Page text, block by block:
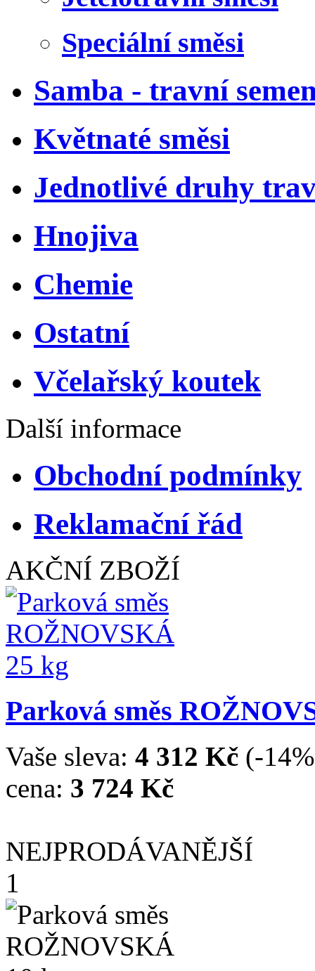
Speciální směsi
Samba - travní
Květnaté směsi
Jednotlivé druhy
Hnojiva
Chemie
Ostatní
Včelařský koutek
Další informace
Obchodní podmínky
Reklamační řád
AKČNÍ ZBOŽÍ
Parková směs
Vaše sleva: 4 312 Kč (-
cena: 3 724 Kč
NEJPRODÁVANĚJŠÍ
1